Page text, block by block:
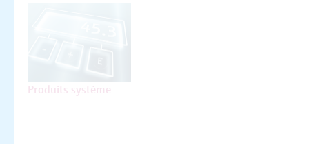
Produits système